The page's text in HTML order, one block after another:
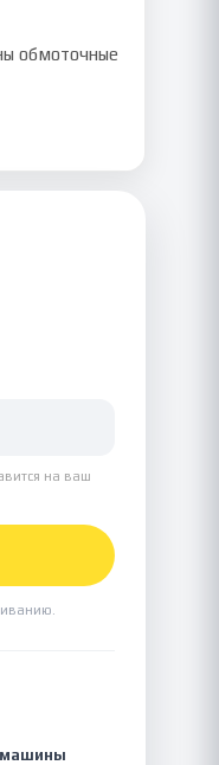
обмоточные
на ваш
машины